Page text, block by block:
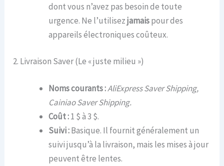
dont vous n’avez pas besoin de toute
urgence. Ne l’utilisezjamaispour des
appareils électroniques coûteux.
2. Livraison Saver (Le « juste milieu »)
Noms courants :AliExpress Saver Shipping,
Cainiao Saver Shipping.
Coût :1 $ à 3 $.
Suivi :Basique. Il fournit généralement un
suivi jusqu’à la livraison, mais les mises à jour
peuvent être lentes.